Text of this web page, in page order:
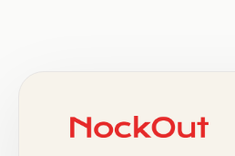
.   +   .   .   o   .   .
.   .   .   o   .   .   .   .